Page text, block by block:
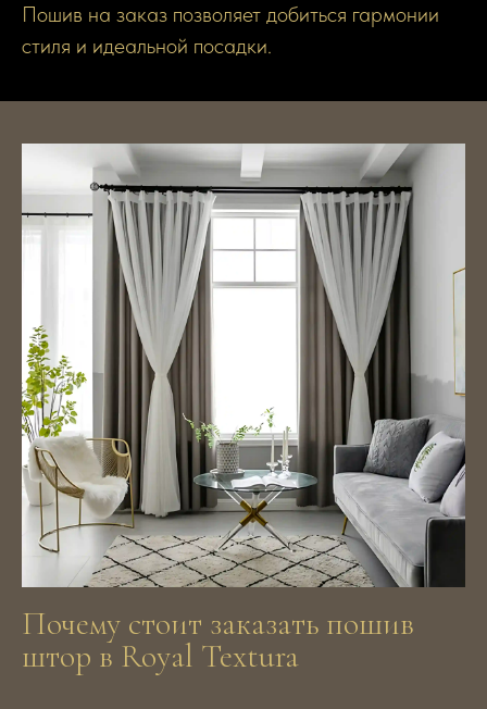
Пошив на заказ позволяет добиться гармонии
стиля и идеальной посадки.
Почему стоит заказать пошив
штор в Royal Textura